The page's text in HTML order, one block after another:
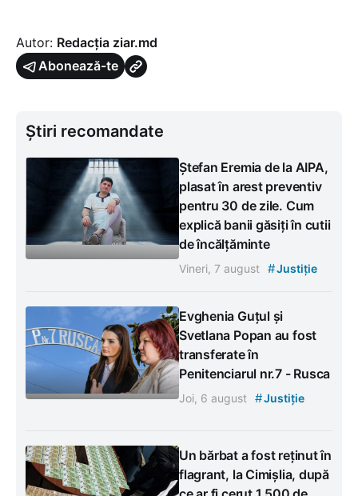
Autor: Redacția ziar.md
Abonează-te
Știri recomandate
Ștefan Eremia de la AIPA,
plasat în arest preventiv
pentru 30 de zile. Cum
explică banii găsiți în cutii
de încălțăminte
Vineri, 7 august #Justiție
Evghenia Guțul și
Svetlana Popan au fost
transferate în
Penitenciarul nr.7 - Rusca
Joi, 6 august #Justiție
Un bărbat a fost reținut în
flagrant, la Cimișlia, după